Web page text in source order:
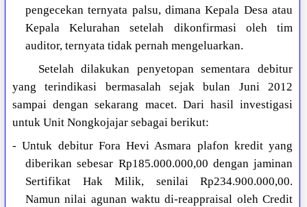
pengecekan ternyata palsu, dimana Kepala Desa atau
Kepala Kelurahan setelah dikonfirmasi oleh tim
auditor, ternyata tidak pernah mengeluarkan.
Setelah dilakukan penyetopan sementara debitur
yang terindikasi bermasalah sejak bulan Juni 2012
sampai dengan sekarang macet. Dari hasil investigasi
untuk Unit Nongkojajar sebagai berikut:
- Untuk debitur Fora Hevi Asmara plafon kredit yang
diberikan sebesar Rp185.000.000,00 dengan jaminan
Sertifikat Hak Milik, senilai Rp234.900.000,00.
Namun nilai agunan waktu di-reappraisal oleh Credit